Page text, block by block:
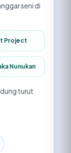
seni di
Project
Nunukan
turut